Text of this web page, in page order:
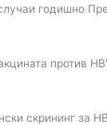
годишно
против
скрининг за